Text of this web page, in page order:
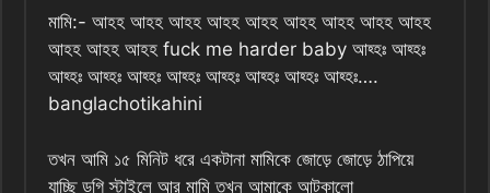
মামি:- আহহ আহহ আহহ আহহ আহহ আহহ আহহ আহহ আহহ
আহহ আহহ আহহ fuck me harder baby আহ্হঃ আহ্হঃ
আহ্হঃ আহ্হঃ আহ্হঃ আহ্হঃ আহ্হঃ আহ্হঃ আহ্হঃ আহ্হঃ….
banglachotikahini
তখন আমি ১৫ মিনিট ধরে একটানা মামিকে জোড়ে জোড়ে ঠাপিয়ে
যাচ্ছি ডগি স্টাইলে আর মামি তখন আমাকে আটকালো